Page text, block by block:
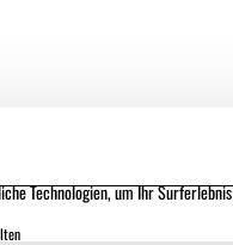
Technologien, um Ihr